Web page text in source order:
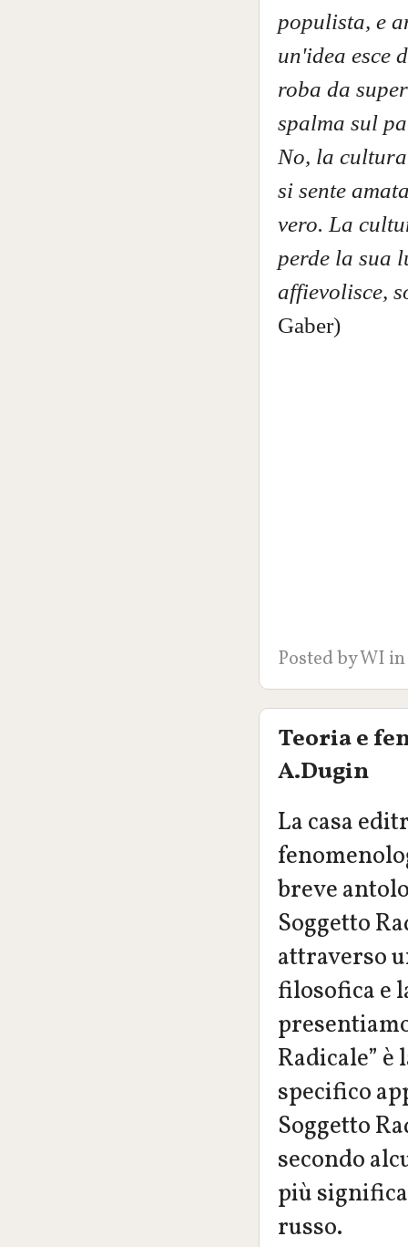
populista, e
un'idea esce
roba da
spalma sul
No, la
si sente
vero. La
perde la sua
affievolisce,
Gaber)
Posted byWI
Teoria e
A.Dugin
La casa
breve
Soggetto
attraverso
filosofica e
Radicale”
specifico
Soggetto
secondo
più
russo.